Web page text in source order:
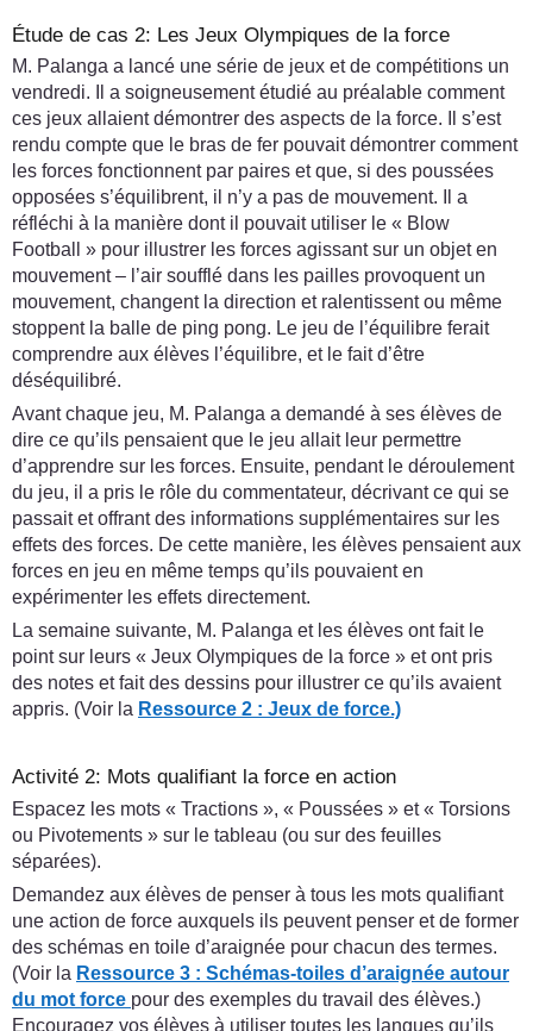
Étude de cas 2: Les Jeux Olympiques de la force
M. Palanga a lancé une série de jeux et de compétitions un
vendredi. Il a soigneusement étudié au préalable comment
ces jeux allaient démontrer des aspects de la force. Il s’est
rendu compte que le bras de fer pouvait démontrer comment
les forces fonctionnent par paires et que, si des poussées
opposées s’équilibrent, il n’y a pas de mouvement. Il a
réfléchi à la manière dont il pouvait utiliser le « Blow
Football » pour illustrer les forces agissant sur un objet en
mouvement – l’air soufflé dans les pailles provoquent un
mouvement, changent la direction et ralentissent ou même
stoppent la balle de ping pong. Le jeu de l’équilibre ferait
comprendre aux élèves l’équilibre, et le fait d’être
déséquilibré.
Avant chaque jeu, M. Palanga a demandé à ses élèves de
dire ce qu’ils pensaient que le jeu allait leur permettre
d’apprendre sur les forces. Ensuite, pendant le déroulement
du jeu, il a pris le rôle du commentateur, décrivant ce qui se
passait et offrant des informations supplémentaires sur les
effets des forces. De cette manière, les élèves pensaient aux
forces en jeu en même temps qu’ils pouvaient en
expérimenter les effets directement.
La semaine suivante, M. Palanga et les élèves ont fait le
point sur leurs « Jeux Olympiques de la force » et ont pris
des notes et fait des dessins pour illustrer ce qu’ils avaient
appris. (Voir la Ressource 2 : Jeux de force.)
Activité 2: Mots qualifiant la force en action
Espacez les mots « Tractions », « Poussées » et « Torsions
ou Pivotements » sur le tableau (ou sur des feuilles
séparées).
Demandez aux élèves de penser à tous les mots qualifiant
une action de force auxquels ils peuvent penser et de former
des schémas en toile d’araignée pour chacun des termes.
(Voir la Ressource 3 : Schémas-toiles d’araignée autour
du mot force pour des exemples du travail des élèves.)
Encouragez vos élèves à utiliser toutes les langues qu’ils